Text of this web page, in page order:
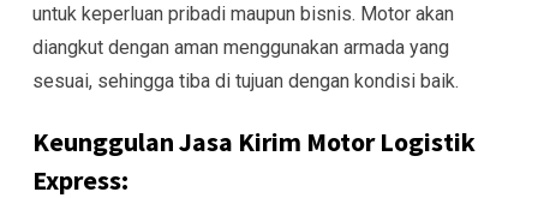
untuk keperluan pribadi maupun bisnis. Motor akan
diangkut dengan aman menggunakan armada yang
sesuai, sehingga tiba di tujuan dengan kondisi baik.
Keunggulan Jasa Kirim Motor Logistik
Express: